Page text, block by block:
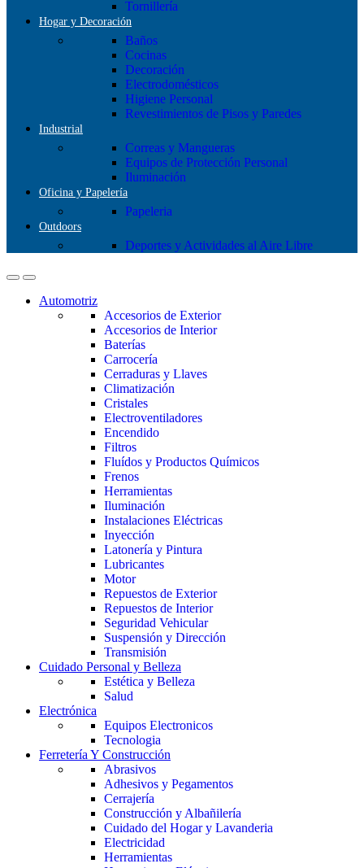
Tornillería
Hogar y Decoración
Baños
Cocinas
Decoración
Electrodomésticos
Higiene Personal
Revestimientos de Pisos y Paredes
Industrial
Correas y Mangueras
Equipos de Protección Personal
Iluminación
Oficina y Papelería
Papeleria
Outdoors
Deportes y Actividades al Aire Libre
Automotriz
Accesorios de Exterior
Accesorios de Interior
Baterías
Carrocería
Cerraduras y Llaves
Climatización
Cristales
Electroventiladores
Encendido
Filtros
Fluídos y Productos Químicos
Frenos
Herramientas
Iluminación
Instalaciones Eléctricas
Inyección
Latonería y Pintura
Lubricantes
Motor
Repuestos de Exterior
Repuestos de Interior
Seguridad Vehicular
Suspensión y Dirección
Transmisión
Cuidado Personal y Belleza
Estética y Belleza
Salud
Electrónica
Equipos Electronicos
Tecnologia
Ferretería Y Construcción
Abrasivos
Adhesivos y Pegamentos
Cerrajería
Construcción y Albañilería
Cuidado del Hogar y Lavanderia
Electricidad
Herramientas